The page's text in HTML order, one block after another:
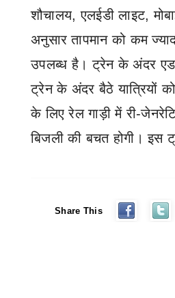
शौचालय,एलईडी लाइट,
अनुसार तापमान को कम
उपलब्ध है। ट्रेन के अंदर
ट्रेन के अंदर बैठे यात्रियों
के लिए रेल गाड़ी में री-
बिजली की बचत होगी। इस
Share This